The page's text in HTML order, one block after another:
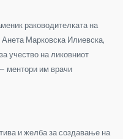
раководителката на
Анета Марковска Илиевска,
учество на ликовниот
ментори им врачи
и желба за создавање на